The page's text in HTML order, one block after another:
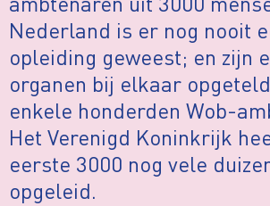
Nederland is er nog nooit
opleiding geweest; en zijn
organen bij elkaar
enkele honderden Wob-
Het Verenigd Koninkrijk
eerste 3000 nog vele
opgeleid.